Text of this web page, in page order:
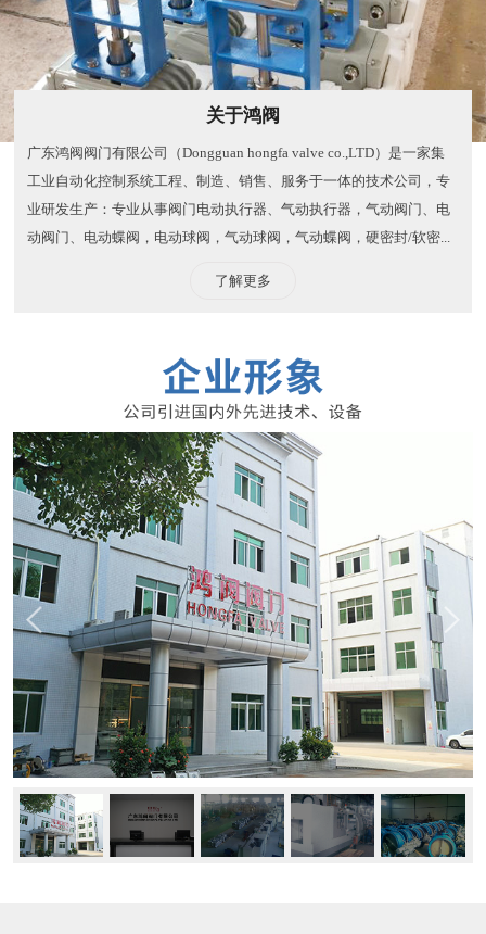
关于鸿阀
广东鸿阀阀门有限公司（Dongguan hongfa valve co.,LTD）是一家集
工业自动化控制系统工程、制造、销售、服务于一体的技术公司，专
业研发生产：专业从事阀门电动执行器、气动执行器，气动阀门、电
动阀门、电动蝶阀，电动球阀，气动球阀，气动蝶阀，硬密封/软密...
了解更多